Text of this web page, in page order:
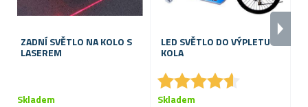
ZADNÍ SVĚTLO NA KOLO S
LASEREM
Skladem
LED SVĚTLO DO VÝPLETU
KOLA
★★★★★
★★★★★
Skladem